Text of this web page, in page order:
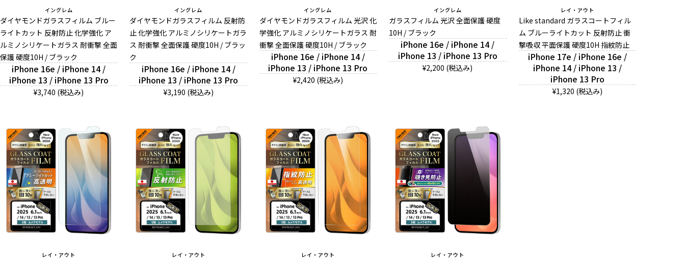
イングレム
ダイヤモンドガラスフィルム ブルー
ライトカット 反射防止 化学強化 ア
ルミノシリケートガラス 耐衝撃 全面
保護 硬度10H / ブラック
iPhone 16e / iPhone 14 /
iPhone 13 / iPhone 13 Pro
¥3,740 (税込み)
イングレム
ダイヤモンドガラスフィルム 反射防
止 化学強化 アルミノシリケートガラ
ス 耐衝撃 全面保護 硬度10H / ブラッ
ク
iPhone 16e / iPhone 14 /
iPhone 13 / iPhone 13 Pro
¥3,190 (税込み)
イングレム
ダイヤモンドガラスフィルム 光沢 化
学強化 アルミノシリケートガラス 耐
衝撃 全面保護 硬度10H / ブラック
iPhone 16e / iPhone 14 /
iPhone 13 / iPhone 13 Pro
¥2,420 (税込み)
イングレム
ガラスフィルム 光沢 全面保護 硬度
10H / ブラック
iPhone 16e / iPhone 14 /
iPhone 13 / iPhone 13 Pro
¥2,200 (税込み)
レイ・アウト
Like standard ガラスコートフィル
ム ブルーライトカット 反射防止 衝
撃吸収 平面保護 硬度10H 指紋防止
iPhone 17e / iPhone 16e /
iPhone 14 / iPhone 13 /
iPhone 13 Pro
¥1,320 (税込み)
レイ・アウト レイ・アウト レイ・アウト レイ・アウト